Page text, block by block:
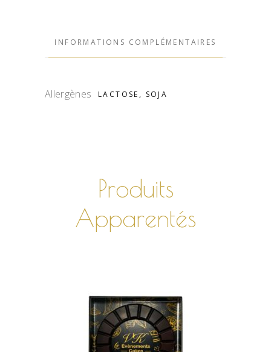
INFORMATIONS COMPLÉMENTAIRES
Allergènes LACTOSE, SOJA
Produits
Apparentés